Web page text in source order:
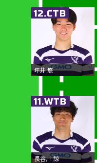
11.WTB
長谷川 諒
12.CTB
坪井 悠